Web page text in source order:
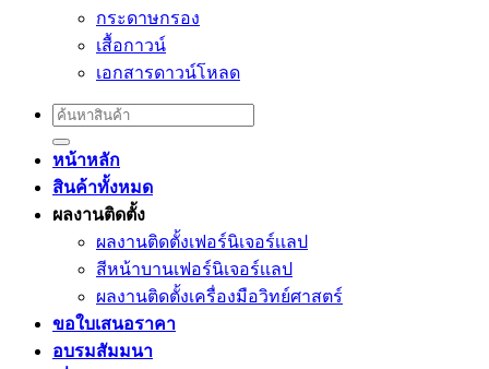
กระดาษกรอง
เสื้อกาวน์
เอกสารดาวน์โหลด
Search
for:
หน้าหลัก
สินค้าทั้งหมด
ผลงานติดตั้ง
ผลงานติดตั้งเฟอร์นิเจอร์เเลป
สีหน้าบานเฟอร์นิเจอร์เเลป
ผลงานติดตั้งเครื่องมือวิทย์ศาสตร์
ขอใบเสนอราคา
อบรมสัมมนา